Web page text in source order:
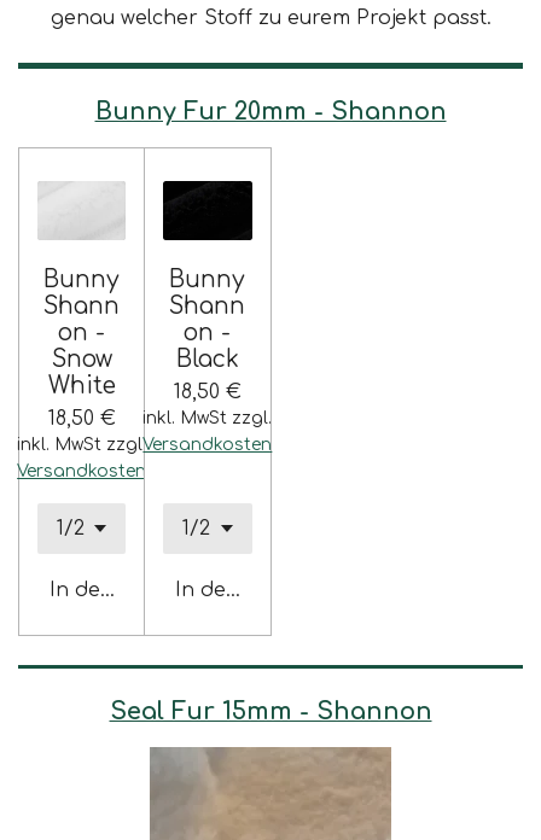
genau welcher Stoff zu eurem Projekt passt.
Bunny Fur 20mm - Shannon
Bunny
Shann
on -
Snow
White
18,50 €
inkl. MwSt zzgl.
Versandkosten
In den Warenkorb
Bunny
Shann
on -
Black
18,50 €
inkl. MwSt zzgl.
Versandkosten
In den Warenkorb
Seal Fur 15mm - Shannon